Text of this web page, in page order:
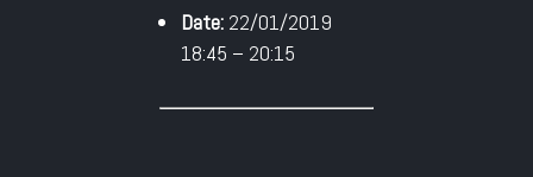
Date: 22/01/2019
18:45 – 20:15